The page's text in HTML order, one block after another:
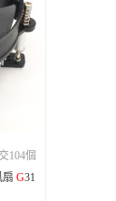
104個
扇 G31